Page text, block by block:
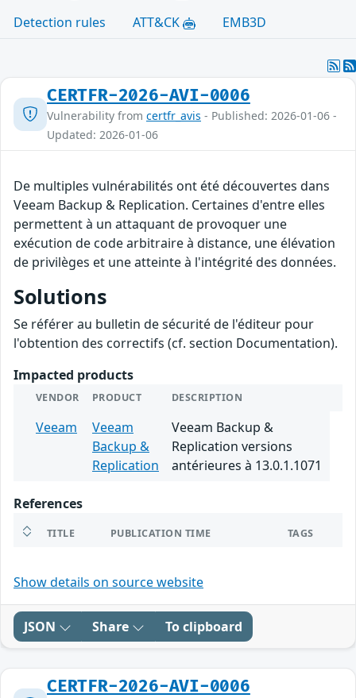
Detection rules
ATT&CK EMB3D
CERTFR-2026-AVI-0006
Vulnerability from certfr_avis - Published: 2026-01-06 -
Updated: 2026-01-06
De multiples vulnérabilités ont été découvertes dans
Veeam Backup & Replication. Certaines d'entre elles
permettent à un attaquant de provoquer une
exécution de code arbitraire à distance, une élévation
de privilèges et une atteinte à l'intégrité des données.
Solutions
Se référer au bulletin de sécurité de l'éditeur pour
l'obtention des correctifs (cf. section Documentation).
Impacted products
VENDOR PRODUCT DESCRIPTION
Veeam
Veeam
Backup &
Replication
Veeam Backup &
Replication versions
antérieures à 13.0.1.1071
References
TITLE PUBLICATION TIME TAGS
Show details on source website
JSON Share To clipboard
CERTFR-2026-AVI-0006